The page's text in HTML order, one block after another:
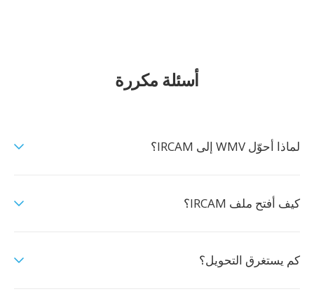
أسئلة مكررة
لماذا أحوّل WMV إلى IRCAM؟
كيف أفتح ملف IRCAM؟
كم يستغرق التحويل؟